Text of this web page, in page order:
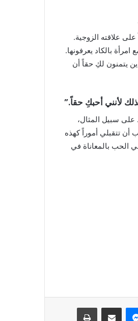
علاقته الزوجية.
بالكاد يعرفونها.
يتمنون لكِ حقاً أن
سبيل المثال،
أن تتقبلي أموراً كهذه
الحب بالمعاناة في
ماسنجر مشاركة عبر البريد طباعة